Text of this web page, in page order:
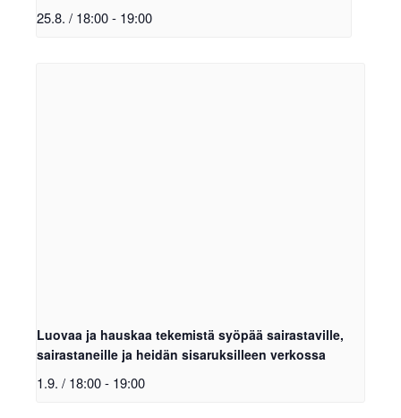
25.8. / 18:00- 19:00
Luovaa ja hauskaa tekemistä syöpää sairastaville,
sairastaneille ja heidän sisaruksilleen verkossa
1.9. / 18:00- 19:00